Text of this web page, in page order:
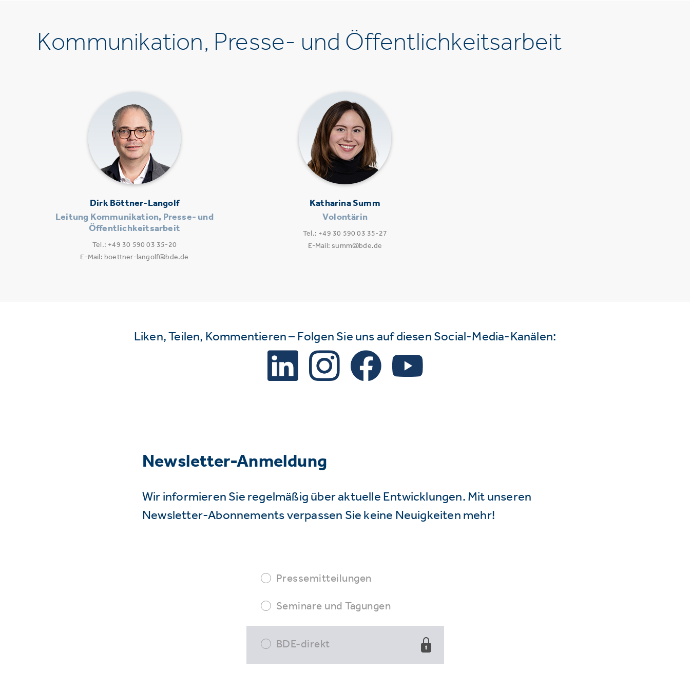
Kommunikation, Presse- und Öffentlichkeitsarbeit
Dirk Böttner-Langolf
Leitung Kommunikation, Presse- und
Öffentlichkeitsarbeit
Tel.: +49 30 590 03 35-20
E-Mail: boettner-langolf@bde.de
Katharina Summ
Volontärin
Tel.: +49 30 590 03 35-27
E-Mail: summ@bde.de
Liken, Teilen, Kommentieren – Folgen Sie uns auf diesen Social-Media-Kanälen:
Newsletter-Anmeldung
Wir informieren Sie regelmäßig über aktuelle Entwicklungen. Mit unseren
Newsletter-Abonnements verpassen Sie keine Neuigkeiten mehr!
Pressemitteilungen
Seminare und Tagungen
BDE-direkt